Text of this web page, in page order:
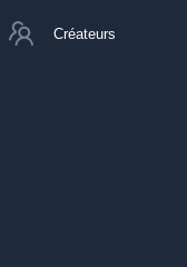
Créateurs